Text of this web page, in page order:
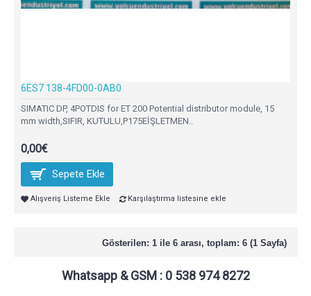
6ES7 138-4FD00-0AB0
SIMATIC DP, 4POTDIS for ET 200 Potential distributor module, 15
mm width,SIFIR, KUTULU,P175EİŞLETMEN..
0,00€
Sepete Ekle
Alışveriş Listeme Ekle Karşılaştırma listesine ekle
Gösterilen: 1 ile 6 arası, toplam: 6 (1 Sayfa)
Whatsapp & GSM : 0 538 974 8272